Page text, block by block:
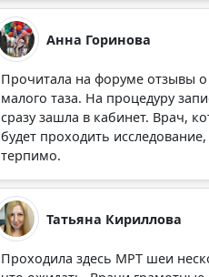
Анна Горинова
Прочитала на форуме отзывы
малого таза. На процедуру
сразу зашла в кабинет. Врач,
будет проходить
терпимо.
Татьяна Кириллова
Проходила здесь МРТ шеи